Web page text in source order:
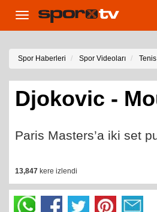
Toggle
navigation
Spor Haberleri Spor Videoları Tenis
Djokovic -
Paris Masters’a iki set
13,847 kere izlendi